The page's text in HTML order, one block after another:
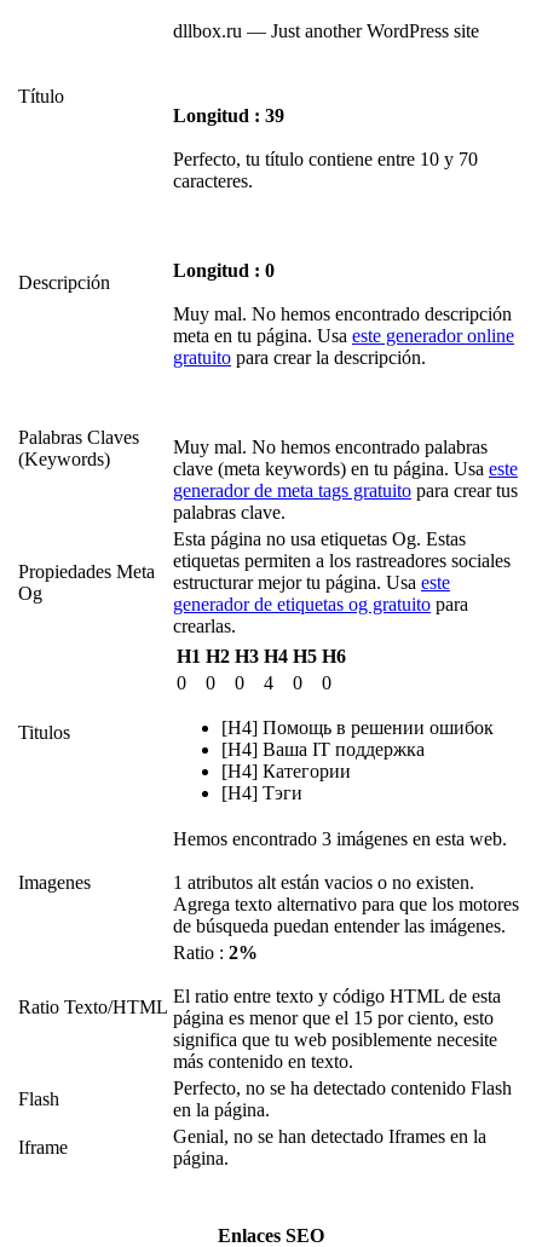
Título
dllbox.ru — Just another WordPress site
Longitud : 39
Perfecto, tu título contiene entre 10 y 70
caracteres.
Descripción
Longitud : 0
Muy mal. No hemos encontrado descripción
meta en tu página. Usa este generador online
gratuito para crear la descripción.
Palabras Claves
(Keywords)
Muy mal. No hemos encontrado palabras
clave (meta keywords) en tu página. Usa este
generador de meta tags gratuito para crear tus
palabras clave.
Propiedades Meta
Og
Esta página no usa etiquetas Og. Estas
etiquetas permiten a los rastreadores sociales
estructurar mejor tu página. Usa este
generador de etiquetas og gratuito para
crearlas.
Titulos
H1 H2 H3 H4 H5 H6
0
0 0 4 0 0
[H4] Помощь в решении ошибок
[H4] Ваша IT поддержка
[H4] Категории
[H4] Тэги
Imagenes
Hemos encontrado 3 imágenes en esta web.
1 atributos alt están vacios o no existen.
Agrega texto alternativo para que los motores
de búsqueda puedan entender las imágenes.
Ratio Texto/HTML
Ratio : 2%
El ratio entre texto y código HTML de esta
página es menor que el 15 por ciento, esto
significa que tu web posiblemente necesite
más contenido en texto.
Flash
Perfecto, no se ha detectado contenido Flash
en la página.
Iframe
Genial, no se han detectado Iframes en la
página.
Enlaces SEO